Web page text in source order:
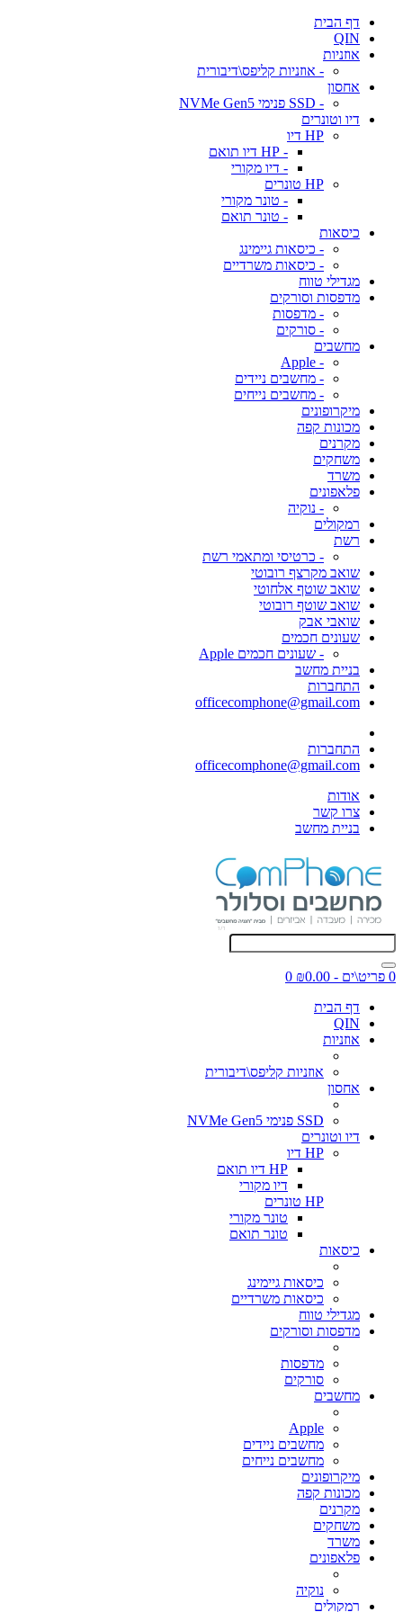
דף הבית
QIN
אוזניות
- אוזניות קליפס\דיבורית
אחסון
- SSD פנימי NVMe Gen5
דיו וטונרים
HP דיו
- HP דיו תואם
- דיו מקורי
HP טונרים
- טונר מקורי
- טונר תואם
כיסאות
- כיסאות גיימינג
- כיסאות משרדיים
מגדילי טווח
מדפסות וסורקים
- מדפסות
- סורקים
מחשבים
- Apple
- מחשבים ניידים
- מחשבים נייחים
מיקרופונים
מכונות קפה
מקרנים
משחקים
משרד
פלאפונים
- נוקיה
רמקולים
רשת
- כרטיסי ומתאמי רשת
שואב מקרצף רובוטי
שואב שוטף אלחוטי
שואב שוטף רובוטי
שואבי אבק
שעונים חכמים
- שעונים חכמים Apple
בניית מחשב
התחברות
officecomphone@gmail.com
התחברות
officecomphone@gmail.com
אודות
צרו קשר
בניית מחשב
0 פריט\ים - ₪0.00
0
דף הבית
QIN
אוזניות
אוזניות קליפס\דיבורית
אחסון
SSD פנימי NVMe Gen5
דיו וטונרים
HP דיו
HP דיו תואם
דיו מקורי
HP טונרים
טונר מקורי
טונר תואם
כיסאות
כיסאות גיימינג
כיסאות משרדיים
מגדילי טווח
מדפסות וסורקים
מדפסות
סורקים
מחשבים
Apple
מחשבים ניידים
מחשבים נייחים
מיקרופונים
מכונות קפה
מקרנים
משחקים
משרד
פלאפונים
נוקיה
רמקולים